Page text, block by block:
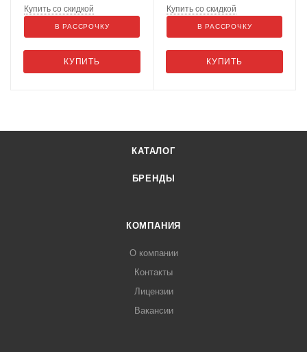
КУПИТЬ
Купить со скидкой
В РАССРОЧКУ
КУПИТЬ
Купить со скидкой
В РАССРОЧКУ
КАТАЛОГ
БРЕНДЫ
КОМПАНИЯ
О компании
Контакты
Лицензии
Вакансии